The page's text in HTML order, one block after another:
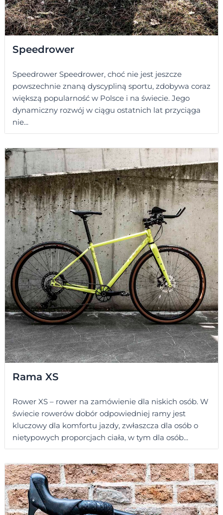
Speedrower
Speedrower Speedrower, choć nie jest jeszcze
powszechnie znaną dyscypliną sportu, zdobywa coraz
większą popularność w Polsce i na świecie. Jego
dynamiczny rozwój w ciągu ostatnich lat przyciąga
nie...
Rama XS
Rower XS – rower na zamówienie dla niskich osób. W
świecie rowerów dobór odpowiedniej ramy jest
kluczowy dla komfortu jazdy, zwłaszcza dla osób o
nietypowych proporcjach ciała, w tym dla osób...